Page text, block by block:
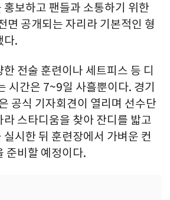
홍보하고 팬들과 소통하기 위한
면 공개되는 자리라 기본적인 형
다.
전술 훈련이나 세트피스 등 디
시간은 7~9일 사흘뿐이다. 경기
공식 기자회견이 열리며 선수단
스타디움을 찾아 잔디를 밟고
시한 뒤 훈련장에서 가벼운 컨
준비할 예정이다.